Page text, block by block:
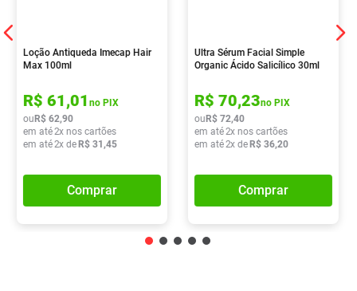
Loção Antiqueda Imecap Hair
Max 100ml
R$ 61,01 no PIX
ou R$ 62,90
em até2x nos cartões
em até2x de R$ 31 ,45
Comprar
Ultra Sérum Facial Simple
Organic Ácido Salicílico 30ml
R$ 70,23no PIX
ou R$ 72,40
em até2x nos cartões
em até2x de R$ 36,20
Comprar